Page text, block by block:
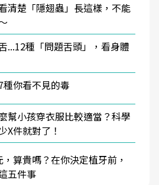
清楚「隱翅蟲」長這樣，不能
...12種「問題舌頭」，看身體
你看不見的毒
幫小孩穿衣服比較適當？科學
X件就對了！
算貴嗎？在你決定植牙前，
五件事